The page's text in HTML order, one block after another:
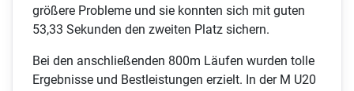
größere Probleme und sie konnten sich mit guten
53,33 Sekunden den zweiten Platz sichern.
Bei den anschließenden 800m Läufen wurden tolle
Ergebnisse und Bestleistungen erzielt. In der M U20